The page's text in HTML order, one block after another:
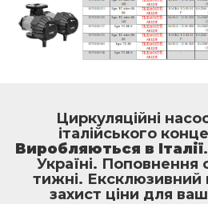
Циркуляційні
італійського
Виробляються в Італії
Україні. Поповнення
тижні. Ексклюзивний
захист ціни для